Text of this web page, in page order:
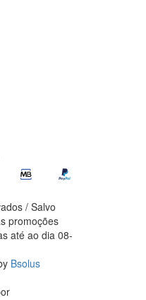
/ Salvo
promoções
até ao dia 08-
Bsolus